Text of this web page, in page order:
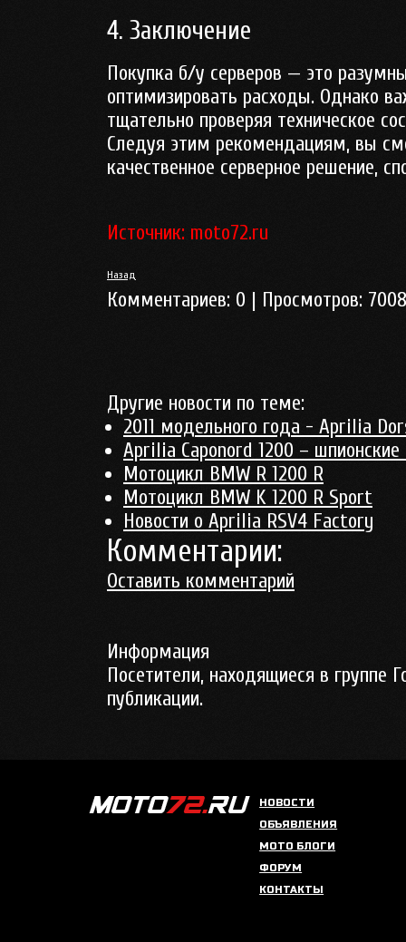
4. Заключение
Покупка б/у серверов — это
оптимизировать расходы. Однако
тщательно проверяя техническое
Следуя этим рекомендациям, вы
качественное серверное решение,
Источник: moto72.ru
Назад
Комментариев: 0 | Просмотров: 7008
Другие новости по теме:
2011 модельного года - Aprilia
Aprilia Caponord 1200 –
Мотоцикл BMW R 1200 R
Мотоцикл BMW K 1200 R Sport
Новости о Aprilia RSV4 Factory
Комментарии:
Оставить комментарий
Информация
Посетители, находящиеся в группе
публикации.
НОВОСТИ
ОБЪЯВЛЕНИЯ
МОТО БЛОГИ
ФОРУМ
КОНТАКТЫ